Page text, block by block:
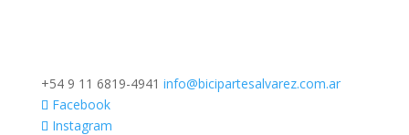
+54 9 11 6819-4941 info@bicipartesalvarez.com.ar
Facebook
Instagram